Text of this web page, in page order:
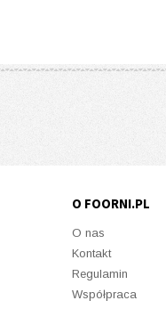
O FOORNI.PL
O nas
Kontakt
Regulamin
Współpraca